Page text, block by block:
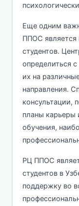
Еще одним
ППОС является
студентов.
определиться
их на
направления.
консультации,
планы карьеры
обучения,
РЦ ППОС
студентов в
поддержку во